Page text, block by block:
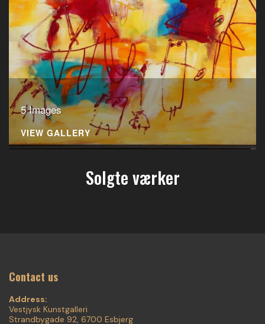
5 Images
VIEW GALLERY
Solgte værker
Contact us
Address:
Vestjysk Kunstgalleri
Strandbygade 92, 6700 Esbjerg